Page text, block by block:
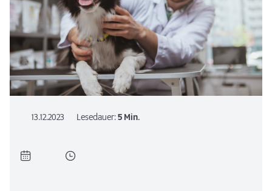
13.12.2023 Lesedauer:5 Min.